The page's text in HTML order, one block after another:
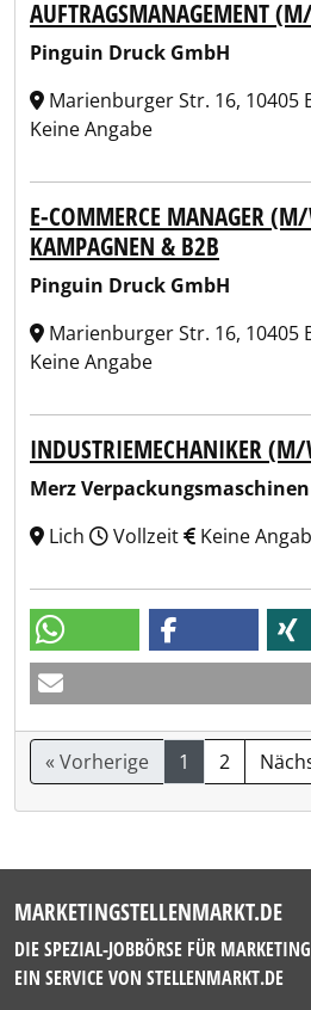
AUFTRAGSMANAGEMENT
Pinguin Druck GmbH
Marienburger Str. 16, 10405
Keine Angabe
E-COMMERCE MANAGER
KAMPAGNEN & B2B
Pinguin Druck GmbH
Marienburger Str. 16, 10405
Keine Angabe
INDUSTRIEMECHANIKER
Merz
Lich
Vollzeit Keine
« Vorherige 1 2
MARKETINGSTELLENMARKT.DE
DIE SPEZIAL-JOBBÖRSE FÜR
EIN SERVICE VON STELLENMARKT.DE